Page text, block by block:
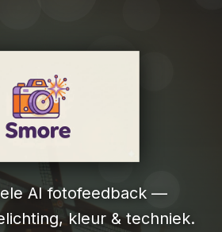
AI fotofeedback —
kleur & techniek.